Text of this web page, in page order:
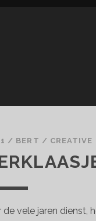
/ BERT / CREATIVE
vele jaren dienst,